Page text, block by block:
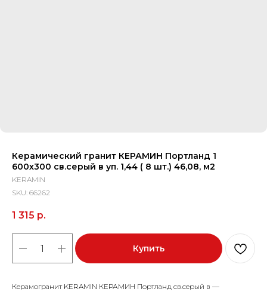
Керамический гранит КЕРАМИН Портланд 1
600х300 св.серый в уп. 1,44 ( 8 шт.) 46,08, м2
KERAMIN
SKU: 66262
1 315 р.
Купить
Керамогранит KERAMIN КЕРАМИН Портланд св.серый в —